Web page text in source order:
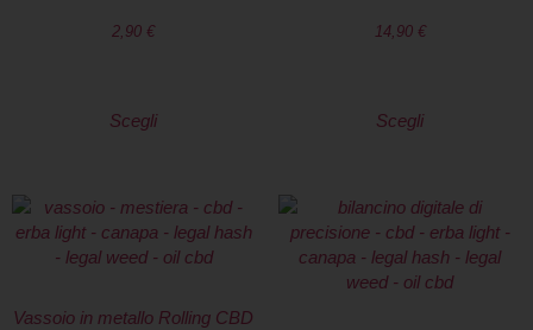
2,90 €
Scegli
14,90 €
Scegli
Vassoio in metallo Rolling CBD